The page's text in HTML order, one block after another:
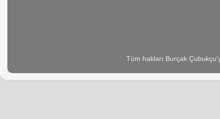
Tüm hakları Burçak